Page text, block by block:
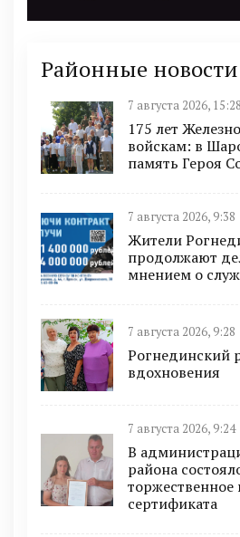
Районные новости
7 августа 2026, 15:28
175 лет
войскам: в
память Героя
7 августа 2026, 9:38
Жители
продолжают
мнением о
7 августа 2026, 9:28
Рогнединский
вдохновения
7 августа 2026, 9:24
В
района
торжественное
сертификата